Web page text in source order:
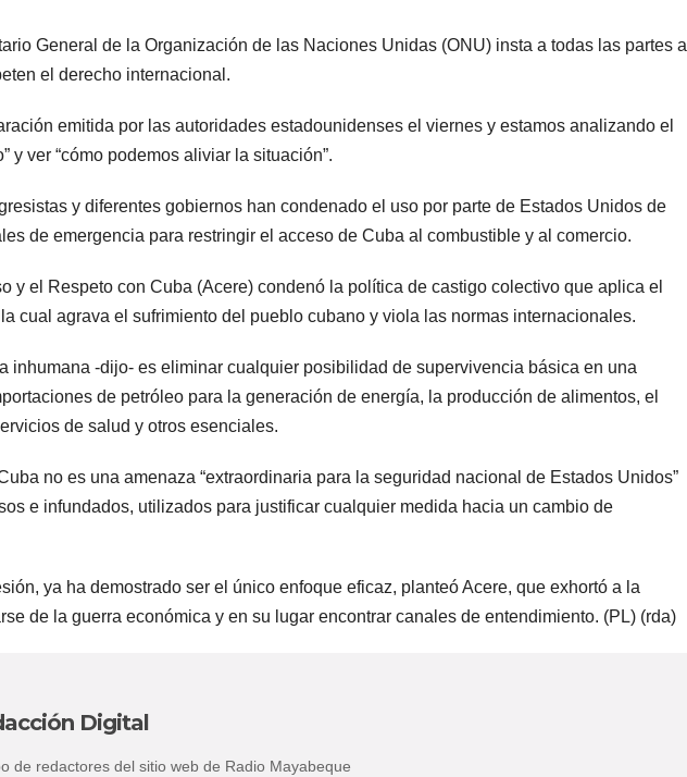
General de la Organización de las Naciones Unidas (ONU) insta a todas las partes a
el derecho internacional.
emitida por las autoridades estadounidenses el viernes y estamos analizando el
y ver “cómo podemos aliviar la situación”.
y diferentes gobiernos han condenado el uso por parte de Estados Unidos de
de emergencia para restringir el acceso de Cuba al combustible y al comercio.
y el Respeto con Cuba (Acere) condenó la política de castigo colectivo que aplica el
cual agrava el sufrimiento del pueblo cubano y viola las normas internacionales.
inhumana -dijo- es eliminar cualquier posibilidad de supervivencia básica en una
de petróleo para la generación de energía, la producción de alimentos, el
de salud y otros esenciales.
no es una amenaza “extraordinaria para la seguridad nacional de Estados Unidos”
e infundados, utilizados para justificar cualquier medida hacia un cambio de
ya ha demostrado ser el único enfoque eficaz, planteó Acere, que exhortó a la
de la guerra económica y en su lugar encontrar canales de entendimiento. (PL) (rda)
Digital
de redactores del sitio web de Radio Mayabeque